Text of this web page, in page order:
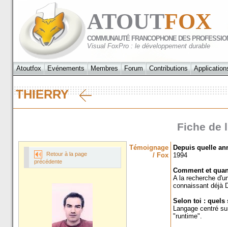
ATOUTFOX
COMMUNAUTÉ FRANCOPHONE DES
Visual FoxPro : le développement durable
Atoutfox Evénements Membres Forum Contributions
THIERRY
Fiche de
Retour à la page
précédente
Témoignage
/ Fox
Depuis quelle
1994
Comment et
A la recherche
connaissant déjà
Selon toi : quels
Langage centré
"runtime".